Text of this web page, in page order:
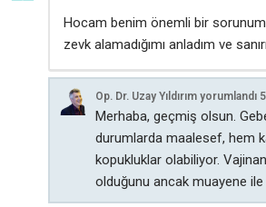
Hocam benim önemli bir
zevk alamadığımı anladım ve
Op. Dr. Uzay Yıldırım yorumlandı
Merhaba, geçmiş olsun.
durumlarda maalesef, hem
kopukluklar olabiliyor.
olduğunu ancak muayene